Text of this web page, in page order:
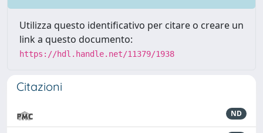
Utilizza questo identificativo per citare o creare un
link a questo documento:
https://hdl.handle.net/11379/1938
Citazioni
ND